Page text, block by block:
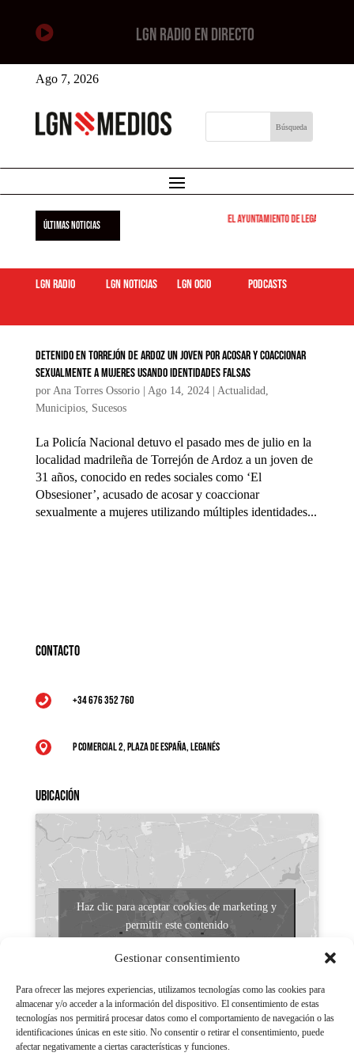
Gestionar consentimiento
Para ofrecer las mejores experiencias, utilizamos tecnologías como las cookies para
almacenar y/o acceder a la información del dispositivo. El consentimiento de estas
tecnologías nos permitirá procesar datos como el comportamiento de navegación o las
identificaciones únicas en este sitio. No consentir o retirar el consentimiento, puede
afectar negativamente a ciertas características y funciones.
 LGN RADIO EN DIRECTO
Ago 7, 2026
ÚLTIMAS NOTICIAS El Ayuntamiento de Leganés
LGN Radio LGN Noticias LGN ocio podcasts
Detenido en Torrejón de Ardoz un joven por acosar y coaccionar
sexualmente a mujeres usando identidades falsas
por Ana Torres Ossorio| Ago 14, 2024| Actualidad,
Municipios, Sucesos
La Policía Nacional detuvo el pasado mes de julio en la
localidad madrileña de Torrejón de Ardoz a un joven de
31 años, conocido en redes sociales como ‘El
Obsesioner’, acusado de acosar y coaccionar
sexualmente a mujeres utilizando múltiples identidades...
Contacto
 +34 676 352 760
 P Comercial 2, Plaza de España, Leganés
Ubicación
Haz clic para aceptar cookies de marketing y
permitir este contenido
Aviso legal